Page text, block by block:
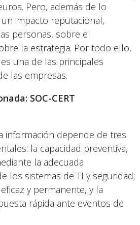
Pero, además de lo
impacto reputacional,
personas, sobre el
la estrategia. Por todo ello,
una de las principales
las empresas.
SOC-CERT
información depende de tres
la capacidad preventiva,
la adecuada
los sistemas de TI y seguridad;
y permanente, y la
rápida ante eventos de